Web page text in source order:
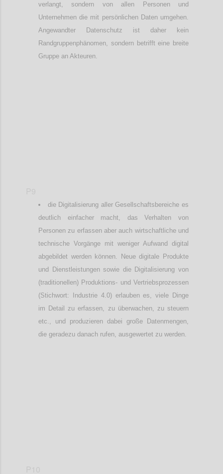
verlangt, sondern von allen Personen und
Unternehmen die mit persönlichen Daten umgehen.
Angewandter Datenschutz ist daher kein
Randgruppenphänomen, sondern betrifft eine breite
Gruppe an Akteuren.
die Digitalisierung aller Gesellschaftsbereiche es
deutlich einfacher macht, das Verhalten von
Personen zu erfassen aber auch wirtschaftliche und
technische Vorgänge mit weniger Aufwand digital
abgebildet werden können. Neue digitale Produkte
und Dienstleistungen sowie die Digitalisierung von
(traditionellen) Produktions- und Vertriebsprozessen
(Stichwort: Industrie 4.0) erlauben es, viele Dinge
im Detail zu erfassen, zu überwachen, zu steuern
etc., und produzieren dabei große Datenmengen,
die geradezu danach rufen, ausgewertet zu werden.